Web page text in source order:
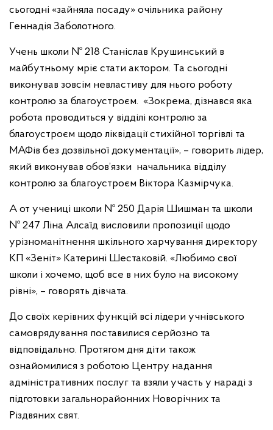
сьогодні «зайняла посаду» очільника району
Геннадія Заболотного.
Учень школи № 218 Станіслав Крушинський в
майбутньому мріє стати актором. Та сьогодні
виконував зовсім невластиву для нього роботу
контролю за благоустроєм. «Зокрема, дізнався яка
робота проводиться у відділі контролю за
благоустроєм щодо ліквідації стихійної торгівлі та
МАФів без дозвільної документації», – говорить лідер,
який виконував обов’язки начальника відділу
контролю за благоустроєм Віктора Казмірчука.
А от учениці школи № 250 Дарія Шишман та школи
№ 247 Ліна Алсаїд висловили пропозиції щодо
урізноманітнення шкільного харчування директору
КП «Зеніт» Катерині Шестаковій. «Любимо свої
школи і хочемо, щоб все в них було на високому
рівні», – говорять дівчата.
До своїх керівних функцій всі лідери учнівського
самоврядування поставилися серйозно та
відповідально. Протягом дня діти також
ознайомилися з роботою Центру надання
адміністративних послуг та взяли участь у нараді з
підготовки загальнорайонних Новорічних та
Різдвяних свят.